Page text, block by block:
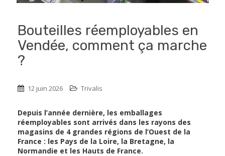
Bouteilles réemployables en
Vendée, comment ça marche
?
12 juin 2026 Trivalis
Depuis l’année dernière, les emballages
réemployables sont arrivés dans les rayons des
magasins de 4 grandes régions de l’Ouest de la
France : les Pays de la Loire, la Bretagne, la
Normandie et les Hauts de France.